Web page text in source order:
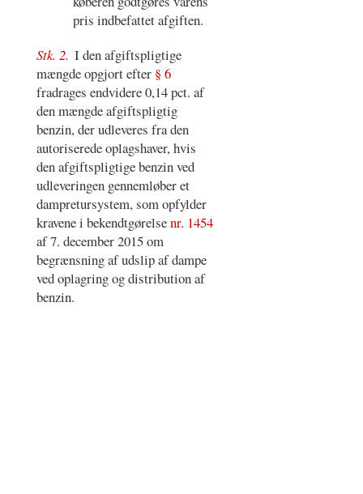
pris indbefattet afgiften.
Stk. 2. I den afgiftspligtige
mængde opgjort efter § 6
fradrages endvidere 0,14 pct. af
den mængde afgiftspligtig
benzin, der udleveres fra den
autoriserede oplagshaver, hvis
den afgiftspligtige benzin ved
udleveringen gennemløber et
dampretursystem, som opfylder
kravene i bekendtgørelsenr. 1454
af 7. december 2015 om
begrænsning af udslip af dampe
ved oplagring og distribution af
benzin.